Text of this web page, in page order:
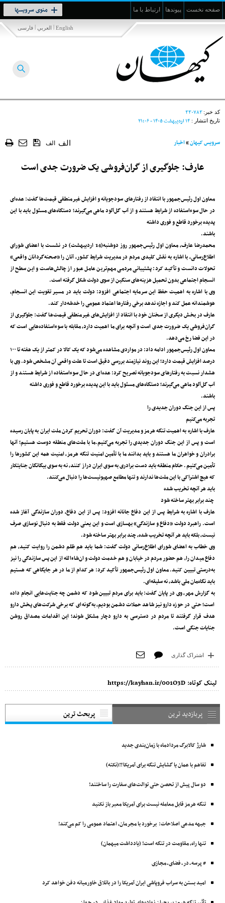
صفحه نخست پیوندها ارتباط با ما منوی سرویسها
Toggle
navigation
فارسی | العربي | English
کد خبر:۳۳۰۷۸۳
تاریخ انتشار : ۱۴ ارديبهشت ۱۴۰۵ - ۲۱:۰۶
سرویس کیهان»اخبار الف الف
عارف: جلوگیری از گران‌فروشی یک ضرورت جدی است
معاون اول رئیس‌جمهور با انتقاد از رفتارهای سودجویانه و افزایش‌ غیرمنطقی قیمت‌ها گفت: عده‌ای
در حال سوءاستفاده از شرایط هستند و از آب گل‌آلود ماهی می‌گیرند؛ دستگاه‌های مسئول باید با این
پدیده برخورد قاطع و فوری داشته
باشند.
محمدرضا عارف، معاون اول رئیس‌جمهور روز دوشنبه(14 اردیبهشت) در نشست با اعضای شورای
اطلاع‌رسانی، با اشاره به نقش کلیدی مردم در مدیریت شرایط کشور، آنان را «صحنه‌گردانان واقعی»
تحولات دانست و تأکید کرد: پشتیبانی مردمی مهم‌ترین عامل عبور از چالش‌هاست و این سطح از
انسجام اجتماعی بدون تحمیل هزینه‌های سنگین از سوی دولت شکل گرفته است.
وی با اشاره به اهمیت حفظ این سرمایه اجتماعی افزود: دولت باید در مسیر تقویت این انسجام،
هوشمندانه عمل کند و اجازه ندهد برخی رفتارها اعتماد عمومی را خدشه‌دار کند.
عارف در بخش دیگری از سخنان خود با انتقاد از افزایش‌های غیرمنطقی قیمت‌ها گفت: جلوگیری از
گران‌فروشی یک ضرورت جدی است و آنچه برای ما اهمیت دارد، مقابله با سوءاستفاده‌هایی است که
در این فضا رخ می‌دهد.
معاون اول رئیس‌جمهور ادامه داد: در مواردی مشاهده می‌شود که یک کالا در کمتر از یک هفته تا ۱۰۰
درصد افزایش قیمت دارد؛ این روند نیازمند بررسی دقیق است تا علت واقعی آن مشخص شود. وی با
هشدار نسبت به رفتارهای سودجویانه تصریح کرد: عده‌ای در حال سوءاستفاده از شرایط هستند و از
آب گل‌آلود ماهی می‌گیرند؛ دستگاه‌های مسئول باید با این پدیده برخورد قاطع و فوری داشته
باشند.
پس از این جنگ دوران جدیدی را
تجربه می‌کنیم
عارف با اشاره به اهمیت تنگه هرمز و مدیریت آن گفت: دوران تحریم کردن ملت ایران به پایان رسیده
است و پس از این جنگ دوران جدیدی را تجربه می‌کنیم.ما با ملت‌های منطقه دوست هستیم؛ آنها
برادران و خواهران ما هستند و باید بدانند ما با تأمین امنیت تنگه هرمز، امنیت همه این کشورها را
تأمین می‌کنیم. حکام منطقه باید دست برادری به سوی ایران دراز کنند، نه به سوی بیگانگان جنایتکار
که هیچ اشتراکی با این ملت‌ها ندارند و تنها مطامع صهیونیست‌ها را دنبال می‌کنند.
باید هر آنچه تخریب شده
چند برابر بهتر ساخته شود
عارف با اشاره به شرایط پس از این دفاع جانانه افزود: پس از این دفاع، دوران سازندگی آغاز شده
است. راهبرد دولت «دفاع و سازندگی» بهسازی است و این یعنی دولت فقط به دنبال نوسازی صرف
نیست، بلکه باید هر آنچه تخریب شده، چند برابر بهتر ساخته شود.
وی خطاب به اعضای شورای اطلاع‌رسانی دولت گفت: شما باید هم ظلم دشمن را روایت کنید، هم
دفاع میدان را، هم حضور مردم در خیابان و هم خدمت دولت و ان‌شاءالله از این پس سازندگی را نیز
به‌درستی تبیین کنید. معاون اول رئیس‌جمهور تأکید کرد: هر کدام از ما در هر جایگاهی که هستیم
باید نگاه‌مان ملی باشد، نه سلیقه‌ای.
به گزارش مهر، وی در پایان گفت: باید برای مردم تبیین شود که دشمن چه جنایت‌هایی انجام داده
است؛ حتی در حوزه دارو نیز شاهد حملات دشمن بودیم، به‌گونه‌ای که برخی شرکت‌های پخش دارو
هدف قرار گرفتند تا مردم در دسترسی به دارو دچار مشکل شوند؛ این اقدامات مصداق روشن
جنایات جنگی است.
اشتراک گذاری
لینک کوتاه: https://kayhan.ir/001O3D
پربازدید ترین پربحث ترین
شارژ کالابرگ مردادماه با زمان‌بندی جدید
تفاهم با عمان یا گشایش تنگه برای آمریکا؟!(نکته)
دو سال پیش از تحصن حتی توالت‌های سفارت را ساختند!
تنگه هرمز قابل معامله نیست برای آمریکا معبر باز نکنید
جبهه مدعی اصلاحات: برخورد با مجرمان، اعتماد عمومی را کم می‌کند!
تنها راه، مقاومت در تنگه است! (یادداشت میهمان)
# پرسه ـ در ـ فضای ـ مجـازی
امید بستن به سراب فروپاشی ایران آمریکا را در باتلاق خاورمیانه دفن خواهد کرد